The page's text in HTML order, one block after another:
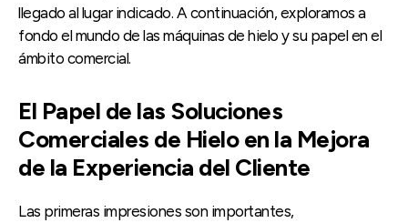
llegado al lugar indicado. A continuación, exploramos a
fondo el mundo de las máquinas de hielo y su papel en el
ámbito comercial.
El Papel de las Soluciones
Comerciales de Hielo en la Mejora
de la Experiencia del Cliente
Las primeras impresiones son importantes,